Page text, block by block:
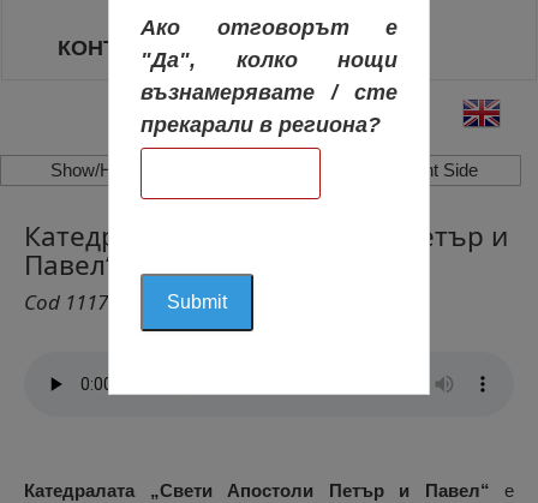
КОНТАКТИ
Show/Hide Left Side Show/Hide Right Side
Катедрала “Свети Апостоли Петър и
Павел“, Констанца
Cod 1117
Катедралата „Свети Апостоли Петър и Павел“ е
Ако отговорът е
"Да", колко нощи
възнамерявате / сте
прекарали в региона?